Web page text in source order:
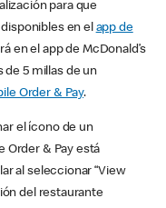
para que
en el app de
en el app de McDonald’s
5 millas de un
Order & Pay.
el ícono de un
Order & Pay está
al seleccionar “View
del restaurante